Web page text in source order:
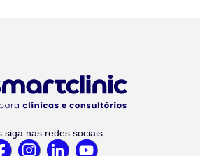
siga nas redes sociais